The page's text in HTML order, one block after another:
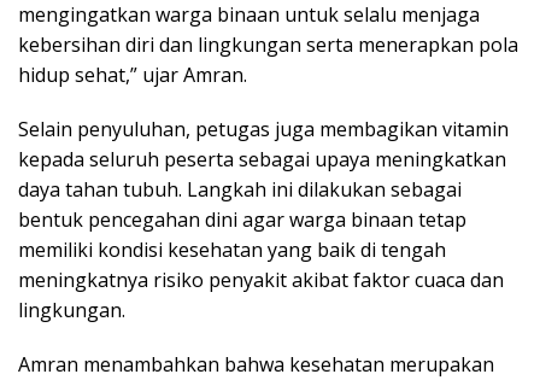
mengingatkan warga binaan untuk selalu menjaga
kebersihan diri dan lingkungan serta menerapkan pola
hidup sehat,” ujar Amran.
Selain penyuluhan, petugas juga membagikan vitamin
kepada seluruh peserta sebagai upaya meningkatkan
daya tahan tubuh. Langkah ini dilakukan sebagai
bentuk pencegahan dini agar warga binaan tetap
memiliki kondisi kesehatan yang baik di tengah
meningkatnya risiko penyakit akibat faktor cuaca dan
lingkungan.
Amran menambahkan bahwa kesehatan merupakan